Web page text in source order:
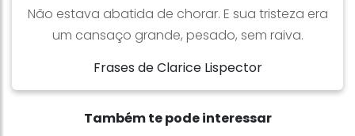
Não estava abatida de chorar. E sua tristeza era
um cansaço grande, pesado, sem raiva.
Frases de Clarice Lispector
Também te pode interessar